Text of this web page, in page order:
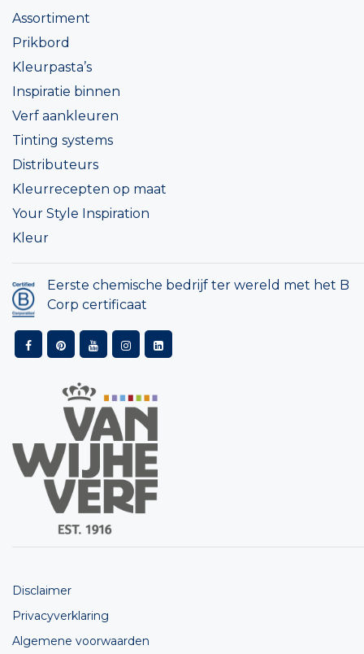
Assortiment
Prikbord
Kleurpasta’s
Inspiratie binnen
Verf aankleuren
Tinting systems
Distributeurs
Kleurrecepten op maat
Your Style Inspiration
Kleur
Eerste chemische bedrijf ter wereld met het B
Corp certificaat
Disclaimer
Privacyverklaring
Algemene voorwaarden